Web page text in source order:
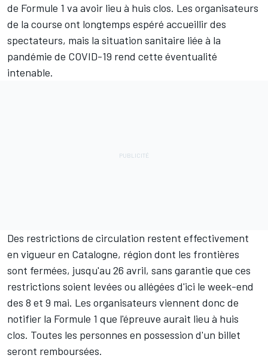
de Formule 1 va avoir lieu à huis clos. Les organisateurs
de la course ont longtemps espéré accueillir des
spectateurs, mais la situation sanitaire liée à la
pandémie de COVID-19 rend cette éventualité
intenable.
Des restrictions de circulation restent effectivement
en vigueur en Catalogne, région dont les frontières
sont fermées, jusqu'au 26 avril, sans garantie que ces
restrictions soient levées ou allégées d'ici le week-end
des 8 et 9 mai. Les organisateurs viennent donc de
notifier la Formule 1 que l'épreuve aurait lieu à huis
clos. Toutes les personnes en possession d'un billet
seront remboursées.